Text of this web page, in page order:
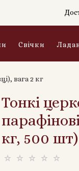
Свічки
вага 2 кг
Тонкі
кг, 500 шт)